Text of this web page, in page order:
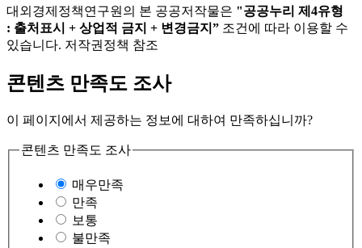
대외경제정책연구원의 본 공공저작물은 "공공누리 제4유형
: 출처표시 + 상업적 금지 + 변경금지” 조건에 따라 이용할 수
있습니다. 저작권정책 참조
콘텐츠 만족도 조사
이 페이지에서 제공하는 정보에 대하여 만족하십니까?
콘텐츠 만족도 조사
매우만족
만족
보통
불만족